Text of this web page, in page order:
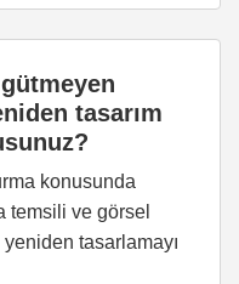
tasarım
konusunda
temsili ve görsel
tasarlamayı